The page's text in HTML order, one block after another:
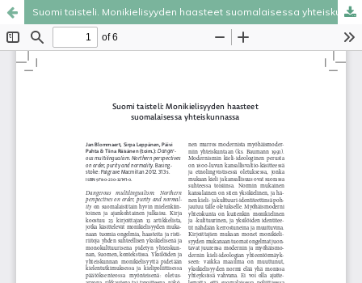
Suomi taisteli. Monikielisyyden haasteet suomalaisessa yhteiskunnassa
Palvelua ylläpitää Tieteellisten seurain valtuuskunta.